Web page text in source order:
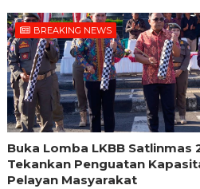
BREAKING NEWS
Buka Lomba LKBB Satlinmas
Tekankan Penguatan
Pelayan Masyarakat